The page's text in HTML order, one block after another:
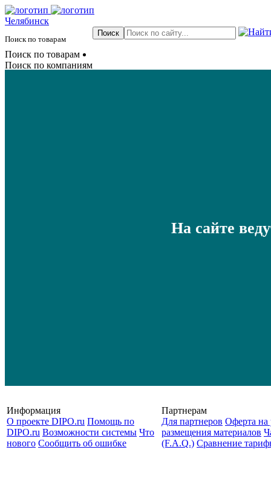
Челябинск
Поиск по товарам
Поиск по товарам
Поиск по компаниям
На сайте
Информация
О проекте DIPO.ru Помощь по
DIPO.ru Возможности системы Что
нового Сообщить об ошибке
Партнерам
Для партнеров Оферта на
размещения материалов
(F.A.Q.) Cравнение